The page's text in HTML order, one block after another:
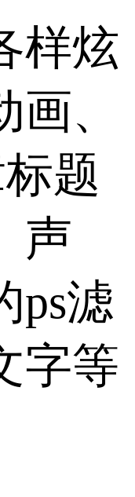
样炫
、
题
声
ps滤
字等